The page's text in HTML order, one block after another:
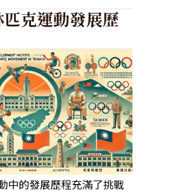
克運動發展歷
中的發展歷程充滿了挑戰